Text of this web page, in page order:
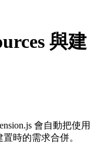
與建
會自動把使用
置時的需求合併。